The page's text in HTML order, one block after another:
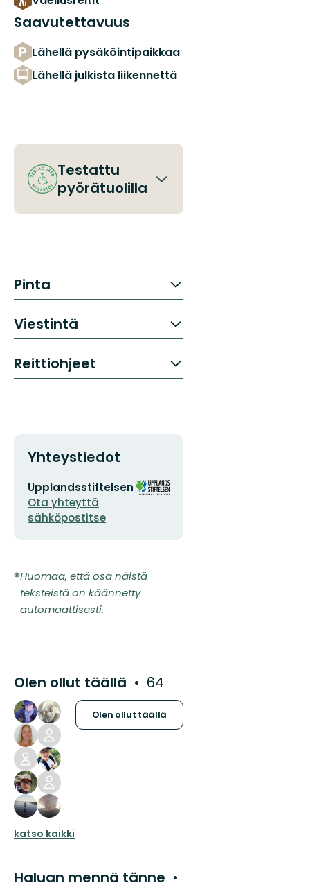
Saavutettavuus
Lähellä pysäköintipaikkaa
Lähellä julkista liikennettä
Testattu
pyörätuolilla
Pinta
Viestintä
Reittiohjeet
Yhteystiedot
Sähköpostiosoite
Upplandsstiftelsen
Ota yhteyttä
sähköpostitse
Organisaation
Huomaa, että osa näistä
teksteistä on käännetty
automaattisesti.
Olen ollut täällä 64
Olen ollut täällä
katso kaikki
Haluan mennä tänne